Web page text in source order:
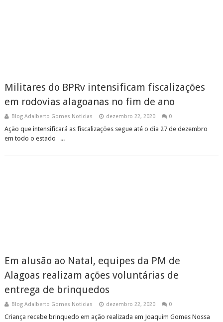
Militares do BPRv intensificam fiscalizações
em rodovias alagoanas no fim de ano
Blog Adalberto Gomes Noticias dezembro 22, 2020 0
Ação que intensificará as fiscalizações segue até o dia 27 de dezembro
em todo o estado ...
Em alusão ao Natal, equipes da PM de
Alagoas realizam ações voluntárias de
entrega de brinquedos
Blog Adalberto Gomes Noticias dezembro 22, 2020 0
Criança recebe brinquedo em ação realizada em Joaquim Gomes Nossa